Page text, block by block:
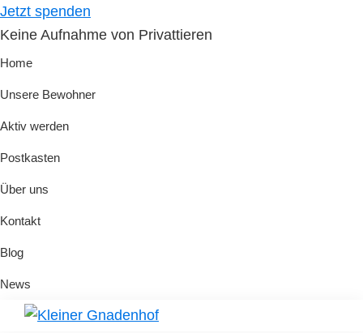
Skip
to
primary
Skip
to
main
Jetzt spenden
Keine Aufnahme von Privattieren
Home
Unsere Bewohner
Aktiv werden
Postkasten
Über uns
Kontakt
Blog
News